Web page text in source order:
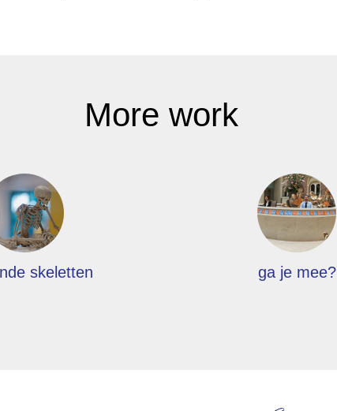
More work
skeletten ga je mee?